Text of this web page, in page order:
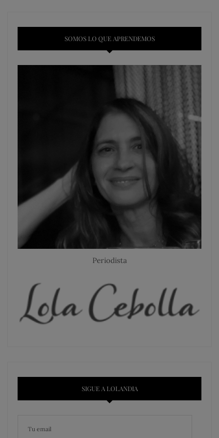
SOMOS LO QUE APRENDEMOS
Periodista
SIGUE A LOLANDIA